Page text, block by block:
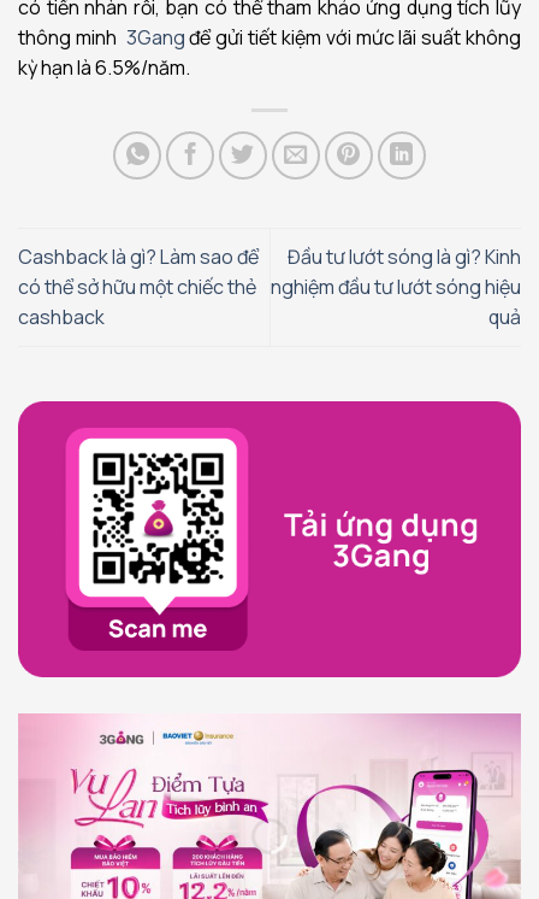
có tiền nhàn rỗi, bạn có thể tham khảo ứng dụng tích lũy
thông minh 3Gangđể gửi tiết kiệm với mức lãi suất không
kỳ hạn là 6.5%/năm.
Cashback là gì? Làm sao để
có thể sở hữu một chiếc thẻ
cashback
Đầu tư lướt sóng là gì? Kinh
nghiệm đầu tư lướt sóng hiệu
quả